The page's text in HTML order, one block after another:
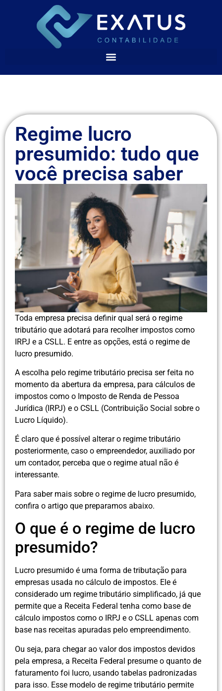
Regime lucro
presumido: tudo que
você precisa saber
Toda empresa precisa definir qual será o regime
tributário que adotará para recolher impostos como
IRPJ e a CSLL. E entre as opções, está o regime de
lucro presumido.
A escolha pelo regime tributário precisa ser feita no
momento da abertura da empresa, para cálculos de
impostos como o Imposto de Renda de Pessoa
Jurídica (IRPJ) e o CSLL (Contribuição Social sobre o
Lucro Líquido).
É claro que é possível alterar o regime tributário
posteriormente, caso o empreendedor, auxiliado por
um contador, perceba que o regime atual não é
interessante.
Para saber mais sobre o regime de lucro presumido,
confira o artigo que preparamos abaixo.
O que é o regime de lucro
presumido?
Lucro presumido é uma forma de tributação para
empresas usada no cálculo de impostos. Ele é
considerado um regime tributário simplificado, já que
permite que a Receita Federal tenha como base de
cálculo impostos como o IRPJ e o CSLL apenas com
base nas receitas apuradas pelo empreendimento.
Ou seja, para chegar ao valor dos impostos devidos
pela empresa, a Receita Federal presume o quanto de
faturamento foi lucro, usando tabelas padronizadas
para isso. Esse modelo de regime tributário permite